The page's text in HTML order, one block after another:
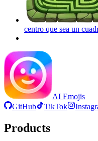
centro que sea un
AI Emojis
GitHub
TikTok
Products